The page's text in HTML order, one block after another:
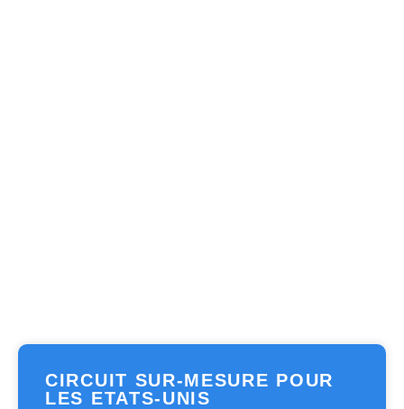
CIRCUIT SUR-MESURE POUR
LES ETATS-UNIS